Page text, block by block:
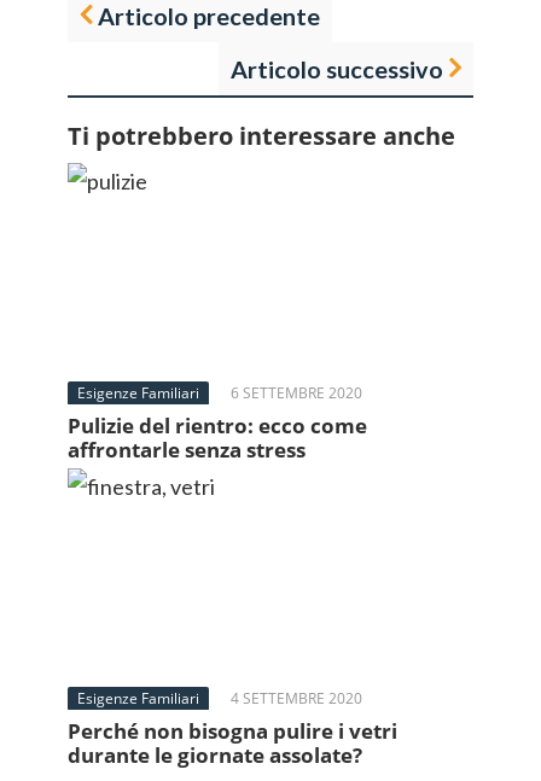
Articolo precedente
Articolo successivo
Ti potrebbero interessare anche
Esigenze Familiari 6 SETTEMBRE 2020
Pulizie del rientro: ecco come
affrontarle senza stress
Esigenze Familiari 4 SETTEMBRE 2020
Perché non bisogna pulire i vetri
durante le giornate assolate?